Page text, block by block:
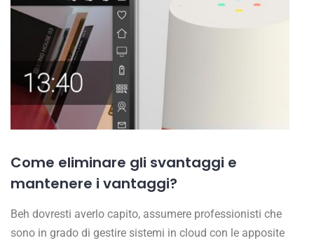
Come eliminare gli svantaggi e
mantenere i vantaggi?
Beh dovresti averlo capito, assumere professionisti che
sono in grado di gestire sistemi in cloud con le apposite